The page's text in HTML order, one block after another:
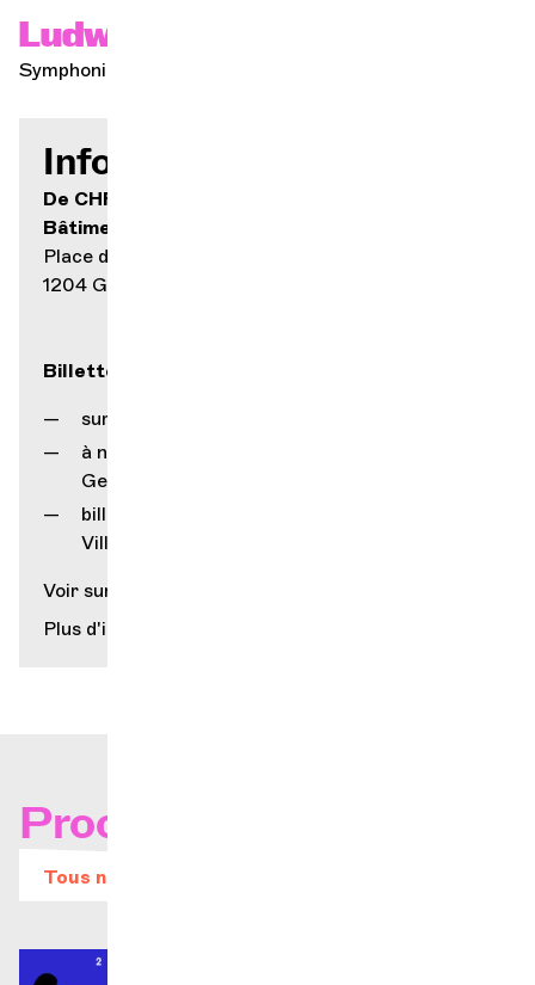
Ludwig van Beethoven
Symphonie n. 6 en fa majeur, «Pastorale»
Infos pratiques
De CHF 15.- à CHF 70.-
Bâtiment des Forces Motrices
Place des Volontaires 2
1204 Genève
Billetterie
sur notre site internet
à notre guichet (rue Gourgas 1, 1205
Genève)
billetterie du Service Culturel de la
Ville de Genève (Grütli)
Voir sur la carte
Plus d'infos
Prochains concerts
Tous nos évènements